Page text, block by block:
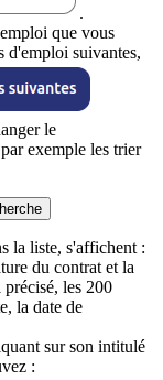
.
que vous
d'emploi suivantes,
le
exemple les trier
la liste, s'affichent :
du contrat et la
les 200
la date de
sur son intitulé
: